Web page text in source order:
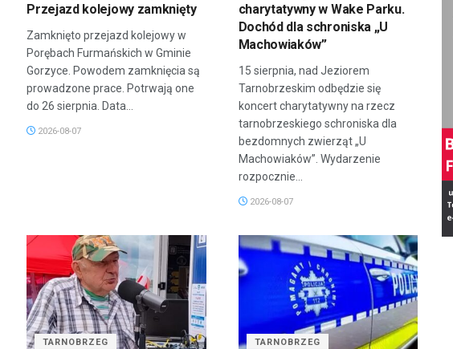
Przejazd kolejowy zamknięty
Zamknięto przejazd kolejowy w
Porębach Furmańskich w Gminie
Gorzyce. Powodem zamknięcia są
prowadzone prace. Potrwają one
do 26 sierpnia. Data...
2026-08-07
charytatywny w Wake Parku.
Dochód dla schroniska „U
Machowiaków”
15 sierpnia, nad Jeziorem
Tarnobrzeskim odbędzie się
koncert charytatywny na rzecz
tarnobrzeskiego schroniska dla
bezdomnych zwierząt „U
Machowiaków”. Wydarzenie
rozpocznie...
2026-08-07
TARNOBRZEG TARNOBRZEG